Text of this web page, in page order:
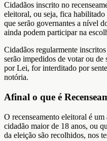
Cidadãos inscrito no
eleitoral, ou seja, fica habilitado
que serão governantes a nível
ainda podem participar na
Cidadãos regularmente
serão impedidos de votar ou
por Lei, for interditado por
notória.
Afinal o que é
O recenseamento eleitoral é
cidadão maior de 18 anos, ou
da eleição são recolhidos, nos